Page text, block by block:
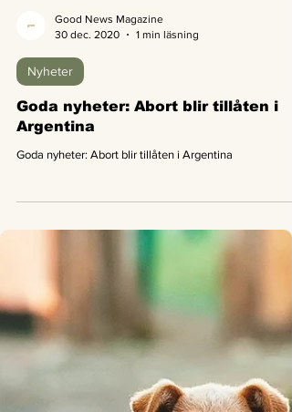
Good News Magazine
30 dec. 2020
Nyheter
Argentina